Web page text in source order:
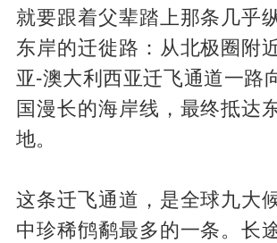
就要跟着父辈踏上那条几乎
东岸的迁徙路：从北极圈附
亚-澳大利西亚迁飞通道一路
国漫长的海岸线，最终抵达
地。
这条迁飞通道，是全球九大
中珍稀鸻鹬最多的一条。长